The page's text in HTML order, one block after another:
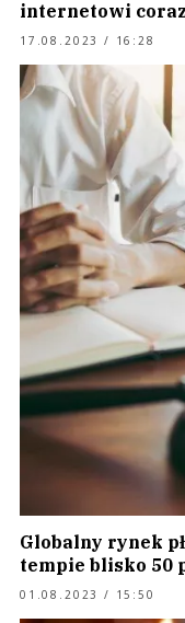
internetowi
17.08.2023 / 16:28
Globalny rynek
tempie blisko 50
01.08.2023 / 15:50